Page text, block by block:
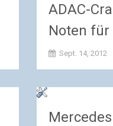
ADAC-
Noten für
Sept. 14, 2012